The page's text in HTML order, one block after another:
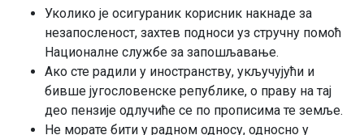
Уколико је осигураник корисник накнаде за
незапосленост, захтев подноси уз стручну помоћ
Националне службе за запошљавање.
Ако сте радили у иностранству, укључујући и
бивше југословенске републике, о праву на тај
део пензије одлучиће се по прописима те земље.
Не морате бити у радном односу, односно у